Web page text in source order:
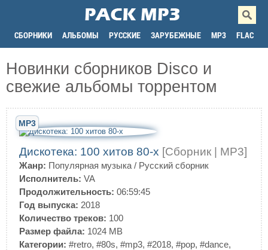
СБОРНИКИ АЛЬБОМЫ РУССКИЕ ЗАРУБЕЖНЫЕ MP3 FLAC
Новинки сборников Disco и
свежие альбомы торрентом
MP3
Дискотека: 100 хитов 80-х [Сборник | MP3]
Жанр: Популярная музыка / Русский сборник
Исполнитель: VA
Продолжительность: 06:59:45
Год выпуска: 2018
Количество треков: 100
Размер файла: 1024 MB
Категории: #retro, #80s, #mp3, #2018, #pop, #dance,